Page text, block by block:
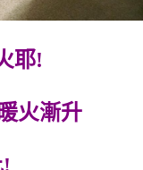
耶!
火漸升